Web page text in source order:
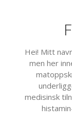
Hei! Mitt
men her
medisinsk